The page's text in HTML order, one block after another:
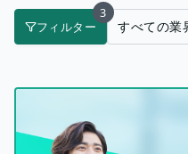
フィルター
3
すべての業